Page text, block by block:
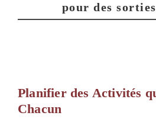
pour des
Planifier des Activités
Chacun